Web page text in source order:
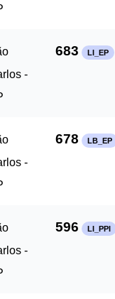
-
683 LI_EP
-
678 LB_EP
-
596 LI_PPI